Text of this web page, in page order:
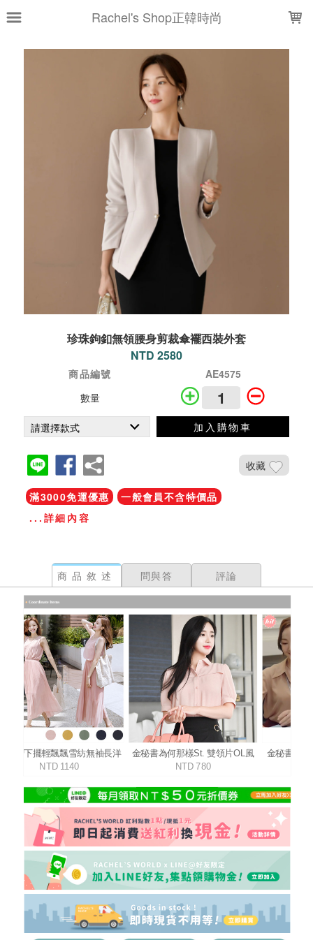
Rachel's Shop正韓時尚
珍珠鉤釦無領腰身剪裁傘襬西裝外套
NTD 2580
商品編號
AE4575
數量
加入購物車
收藏
滿3000免運優惠
一般會員不含特價品
...詳細內容
商品敘述 問與答 評論